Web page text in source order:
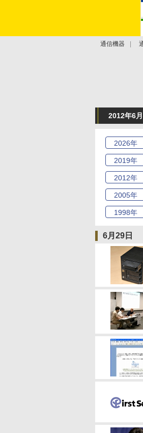
通信機器
2012年6
2026年
2019年
2012年
2005年
1998年
6月29日